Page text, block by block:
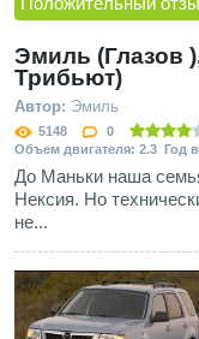
Эмиль (Глазов
Трибьют)
Автор: Эмиль
5148 0
Объем двигателя: 2.3 Год
До Маньки наша
Нексия. Но
не...